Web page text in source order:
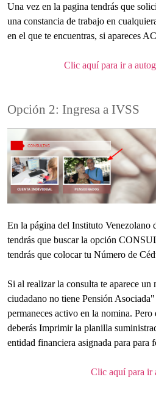
Una vez en la pagina tendrás que
una constancia de trabajo en
en el que te encuentras, si apareces
Clic aquí para ir a
Opción 2: Ingresa a IVSS
En la página del Instituto Venezolano
tendrás que buscar la opción
tendrás que colocar tu Número de
Si al realizar la consulta te aparece
ciudadano no tiene Pensión
permaneces activo en la nomina. Pero
deberás Imprimir la planilla
entidad financiera asignada para para
Clic aquí para ir